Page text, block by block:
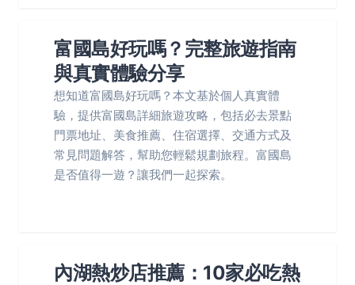
富國島好玩嗎？完整旅遊指南
與真實體驗分享
想知道富國島好玩嗎？本文基於個人真實體
驗，提供富國島詳細旅遊攻略，包括必去景點
門票地址、美食推薦、住宿選擇、交通方式及
常見問題解答，幫助您輕鬆規劃旅程。富國島
是否值得一遊？讓我們一起探索。
內湖熱炒店推薦：10家必吃熱